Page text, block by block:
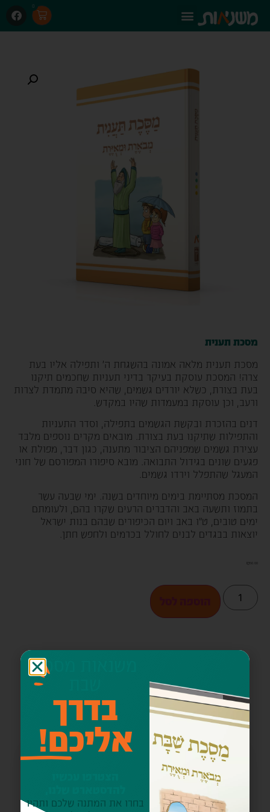
0
מסכת תענית
מסכת תענית מלאה אמונה בהשגחת ה' ותפילה אליו בעת
צרה! המסכת עוסקת בעיקר בדיני תעניות שחכמים תיקנו
בעת בצורת, כשלא יורדים גשמים, שהיא סיבה מתמדת לצרות
ורעב, וכן עוסקת במעמדות שהיו במקדש.
דנים בהזכרת ובקשת הגשמים בתפילה, וסדר התעניות
והתפילות שתיקנו בעת בצורת. מובאים מקרים נוספים מלבד
עצירת גשמים שמפניהם הציבור מתענה, כגון דבר, מפולת או
פגעים שונים בגידול התבואה. מובא סיפורו המפורסם של חוני
המעגל שהתפלל וירדו גשמים.
המסכת מסתיימת בימים מיוחדים בשנה. ימי שבעה עשר
בתמוז ותשעה באב והדברים הרעים שקרו בהם, ולעומתם
ימים טובים, ט"ו באב ויום הכיפורים שבהם בנות ישראל
יוצאות בבגדים לבנים לחולל בכרמים ולחפש חתן.
תרצו להוסיף משהו
מכאן?
מבצע!
משנאות מסכת
בדרך
אליכם!
בחרו את המתנה שלכם ותהיו